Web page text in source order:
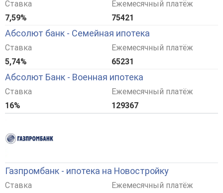
Ставка
7,59%
Ежемесячный платёж
75421
Абсолют банк - Семейная ипотека
Ставка
5,74%
Ежемесячный платёж
65231
Абсолют Банк - Военная ипотека
Ставка
16%
Ежемесячный платёж
129367
Газпромбанк - ипотека на Новостройку
Ставка
Ежемесячный платёж